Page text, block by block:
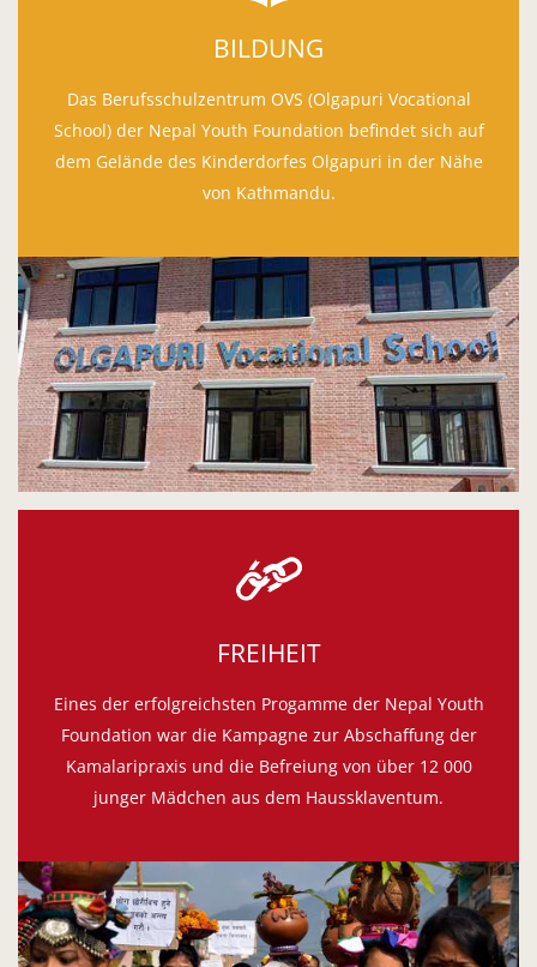
BILDUNG
Das Berufsschulzentrum OVS (Olgapuri Vocational
School) der Nepal Youth Foundation befindet sich auf
dem Gelände des Kinderdorfes Olgapuri in der Nähe
von Kathmandu.
FREIHEIT
Eines der erfolgreichsten Progamme der Nepal Youth
Foundation war die Kampagne zur Abschaffung der
Kamalaripraxis und die Befreiung von über 12 000
junger Mädchen aus dem Haussklaventum.